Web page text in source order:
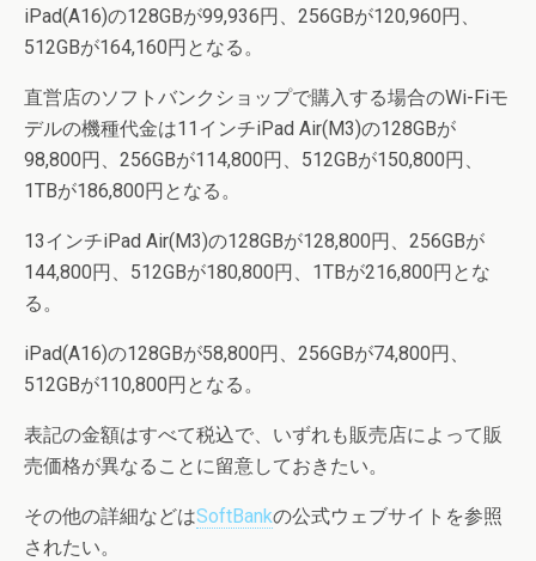
iPad(A16)の128GBが99,936円、256GBが120,960円、
512GBが164,160円となる。
直営店のソフトバンクショップで購入する場合のWi-Fiモ
デルの機種代金は11インチiPad Air(M3)の128GBが
98,800円、256GBが114,800円、512GBが150,800円、
1TBが186,800円となる。
13インチiPad Air(M3)の128GBが128,800円、256GBが
144,800円、512GBが180,800円、1TBが216,800円とな
る。
iPad(A16)の128GBが58,800円、256GBが74,800円、
512GBが110,800円となる。
表記の金額はすべて税込で、いずれも販売店によって販
売価格が異なることに留意しておきたい。
その他の詳細などはSoftBankの公式ウェブサイトを参照
されたい。